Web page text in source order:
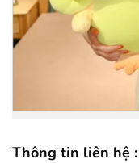
Thông tin liên hệ :